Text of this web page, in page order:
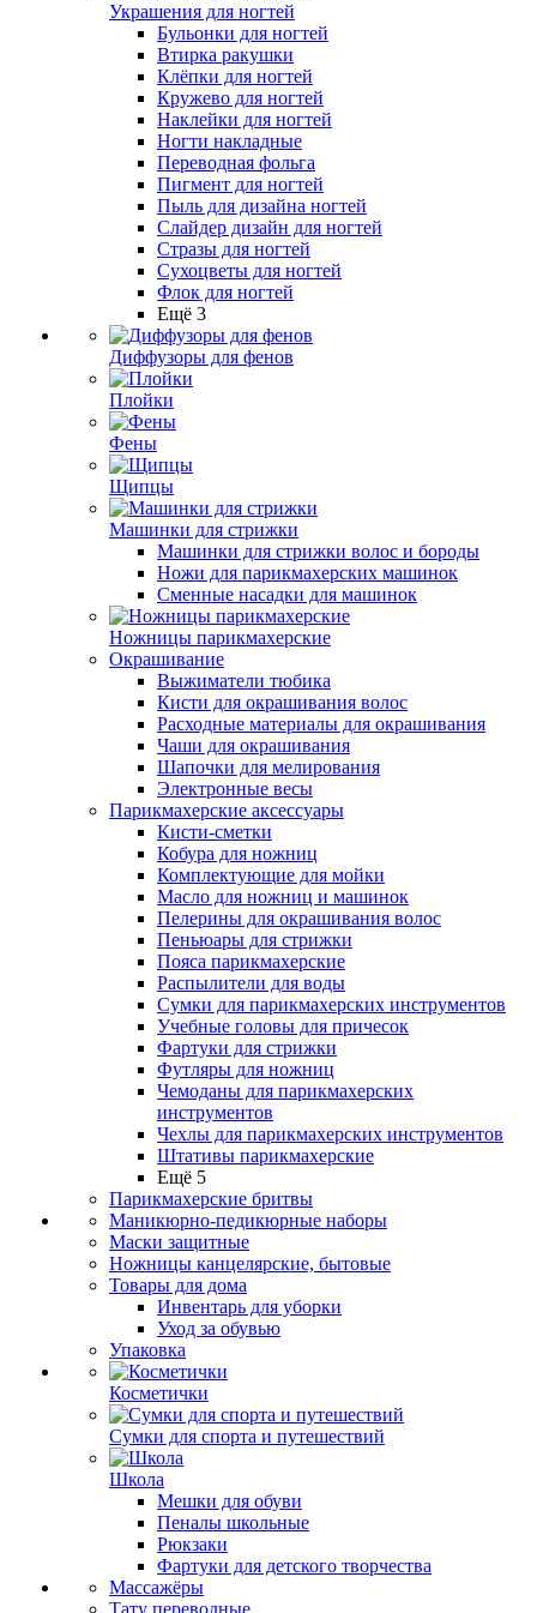
Украшения для ногтей
Бульонки для ногтей
Втирка ракушки
Клёпки для ногтей
Кружево для ногтей
Наклейки для ногтей
Ногти накладные
Переводная фольга
Пигмент для ногтей
Пыль для дизайна ногтей
Слайдер дизайн для ногтей
Стразы для ногтей
Сухоцветы для ногтей
Флок для ногтей
Ещё 3
Диффузоры для фенов
Плойки
Фены
Щипцы
Машинки для стрижки
Машинки для стрижки волос и бороды
Ножи для парикмахерских машинок
Сменные насадки для машинок
Ножницы парикмахерские
Окрашивание
Выжиматели тюбика
Кисти для окрашивания волос
Расходные материалы для окрашивания
Чаши для окрашивания
Шапочки для мелирования
Электронные весы
Парикмахерские аксессуары
Кисти-сметки
Кобура для ножниц
Комплектующие для мойки
Масло для ножниц и машинок
Пелерины для окрашивания волос
Пеньюары для стрижки
Пояса парикмахерские
Распылители для воды
Сумки для парикмахерских инструментов
Учебные головы для причесок
Фартуки для стрижки
Футляры для ножниц
Чемоданы для парикмахерских
инструментов
Чехлы для парикмахерских инструментов
Штативы парикмахерские
Ещё 5
Парикмахерские бритвы
Маникюрно-педикюрные наборы
Маски защитные
Ножницы канцелярские, бытовые
Товары для дома
Инвентарь для уборки
Уход за обувью
Упаковка
Косметички
Сумки для спорта и путешествий
Школа
Мешки для обуви
Пеналы школьные
Рюкзаки
Фартуки для детского творчества
Массажёры
Тату переводные